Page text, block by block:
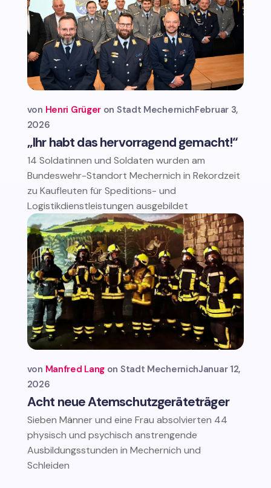
„Ihr habt das hervorragend gemacht!“
von Henri Grüger Stadt MechernichFebruar 3,
2026
14 Soldatinnen und Soldaten wurden am
Bundeswehr-Standort Mechernich in Rekordzeit
zu Kaufleuten für Speditions- und
Logistikdienstleistungen ausgebildet
Acht neue Atemschutzgeräteträger
von Manfred Lang Stadt MechernichJanuar 12,
2026
Sieben Männer und eine Frau absolvierten 44
physisch und psychisch anstrengende
Ausbildungsstunden in Mechernich und
Schleiden